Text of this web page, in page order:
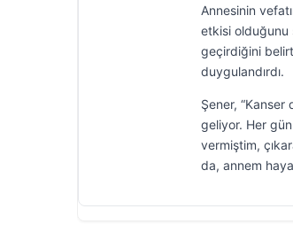
Annesinin
etkisi olduğunu
geçirdiğini
duygulandırdı.
Şener,
geliyor. Her
vermiştim,
da, annem